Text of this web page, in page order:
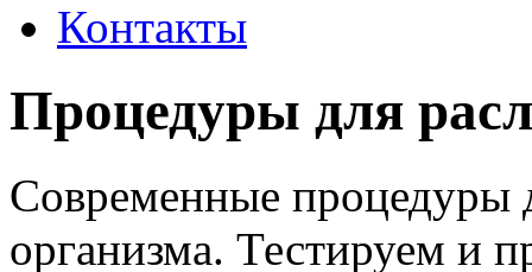
Контакты
Процедуры для
Современные процедуры
организма. Тестируем и